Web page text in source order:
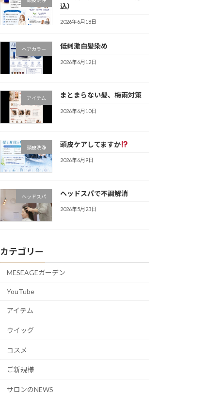
込）
2026年6月18日
ヘアカラー 低刺激白髪染め
2026年6月12日
アイテム まとまらない髪、梅雨対策
2026年6月10日
頭皮洗浄 頭皮ケアしてますか
2026年6月9日
ヘッドスパ ヘッドスパで不調解消
2026年5月23日
カテゴリー
MESEAGEガーデン
YouTube
アイテム
ウイッグ
コスメ
ご新規様
サロンのNEWS